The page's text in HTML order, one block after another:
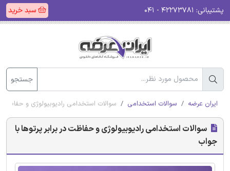
پشتیبانی: سبد خرید
جستجو
ایران عرضه سوالات استخدامی سوالات استخدامی رادیوبیولوژی و حفاظت
سوالات استخدامی رادیوبیولوژی و حفاظت در برابر پرتوها با
جواب